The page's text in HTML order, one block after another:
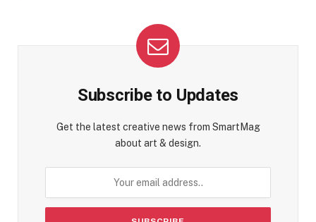
Subscribe to Updates
Get the latest creative news from SmartMag
about art & design.